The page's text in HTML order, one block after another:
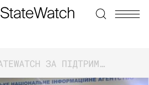
ЗНАЙТИ
STATEWATCH ЗА ПІДТРИМКИ YOUCONTROL РОЗРОБИВ ПЕРШИЙ РЕЄСТР УКРАЇНСЬКИХ АКТИВІВ РОСІЙСЬКИХ ОЛІГАРХІВ, А МІН’ЮСТ ОЗВУЧИВ ЗАКОНОДАВЧІ ІНІЦІАТИВИ ДЛЯ ВДОСКОНАЛЕННЯ РЕАЛІЗАЦІЇ САНКЦІЙНОЇ ПОЛІТИКИ